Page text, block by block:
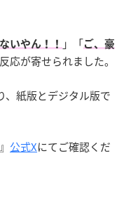
いやん！！ 」「ご、豪
応が寄せられました。
、紙版とデジタル版で
公式Xにてご確認くだ